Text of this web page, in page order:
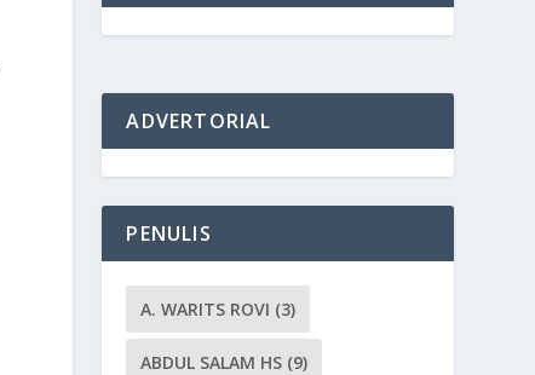
ADVERTORIAL
PENULIS
A. WARITS ROVI (3)
ABDUL SALAM HS (9)